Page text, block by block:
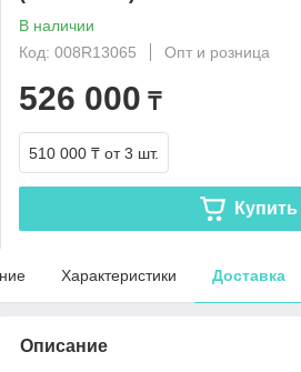
В наличии
Код: 008R13065
Опт и розница
526 000 ₸
510 000 ₸ от 3 шт.
Купить
Характеристики Доставка
Описание